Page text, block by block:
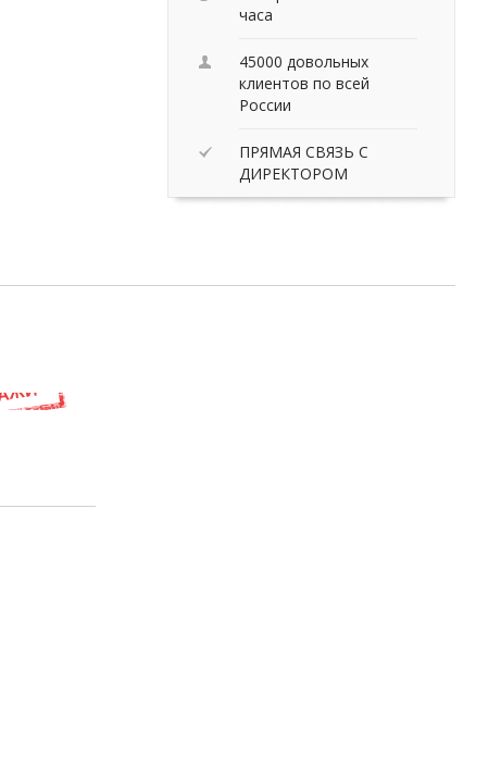
часа
45000 довольных
клиентов по всей
России
ПРЯМАЯ СВЯЗЬ С
ДИРЕКТОРОМ